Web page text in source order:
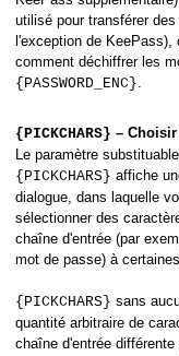
utilisé pour transférer
l'exception de
comment déchiffrer les
{PASSWORD_ENC}.
{PICKCHARS} – Choisir
Le paramètre substituable
{PICKCHARS} affiche
dialogue, dans laquelle
sélectionner des
chaîne d'entrée (par
mot de passe) à
{PICKCHARS} sans
quantité arbitraire de
chaîne d'entrée